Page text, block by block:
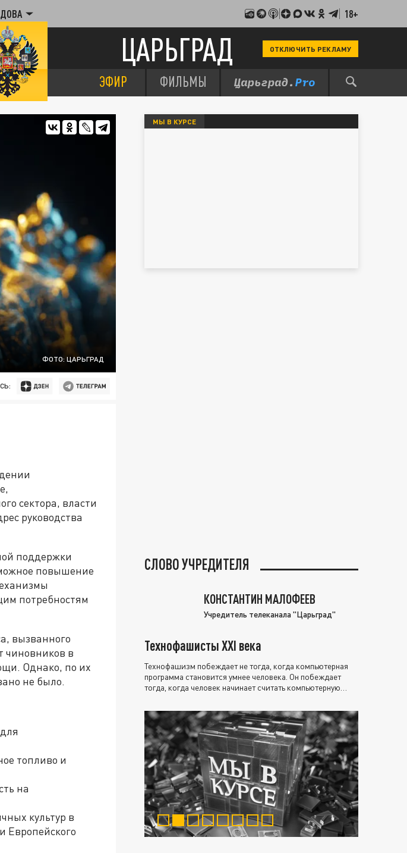
18+
ЦАРЬГРАД ОТКЛЮЧИТЬ РЕКЛАМУ
ЭФИР ФИЛЬМЫ
ФОТО: ЦАРЬГРАД
сектора, власти
руководства
поддержки
повышение
потребностям
вызванного
чиновников в
Однако, по их
не было.
топливо и
на
культур в
Европейского
МЫ В КУРСЕ
СЛОВО УЧРЕДИТЕЛЯ
КОНСТАНТИН МАЛОФЕЕВ
Учредитель телеканала "Царьград"
Технофашисты XXI века
Технофашизм побеждает не тогда, когда компьютерная
программа становится умнее человека. Он побеждает
тогда, когда человек начинает считать компьютерную